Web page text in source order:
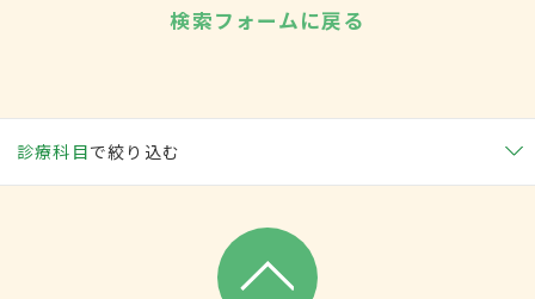
検索フォームに戻る
診療科目で絞り込む